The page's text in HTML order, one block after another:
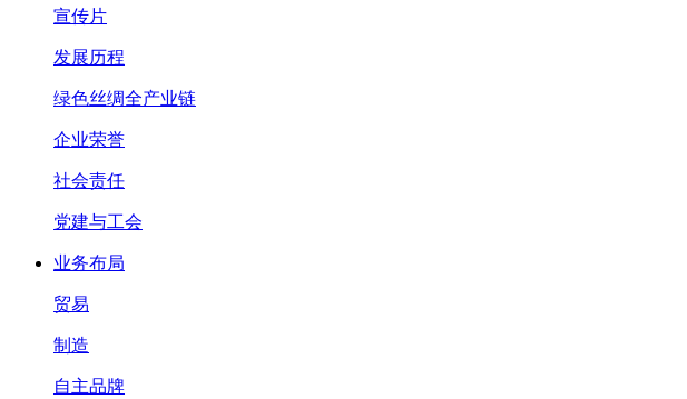
宣传片
发展历程
绿色丝绸全产业链
企业荣誉
社会责任
党建与工会
业务布局
贸易
制造
自主品牌